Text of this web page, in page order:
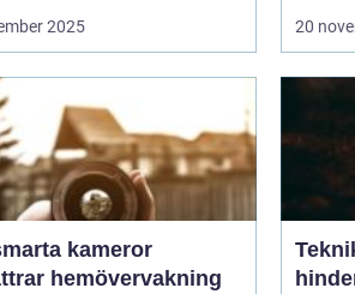
2025 20
kameror
hemövervakning